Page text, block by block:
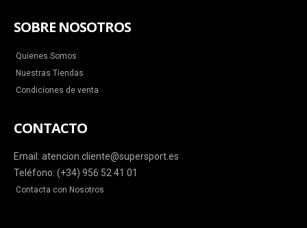
SOBRE NOSOTROS
Quienes Somos
Nuestras Tiendas
Condiciones de venta
CONTACTO
Email: atencion.cliente@supersport.es
Teléfono: (+34) 956 52 41 01
Contacta con Nosotros